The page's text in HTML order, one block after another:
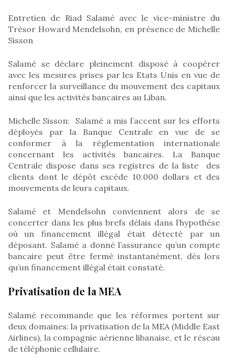
Entretien de Riad Salamé avec le vice-ministre du
Trésor Howard Mendelsohn, en présence de Michelle
Sisson
Salamé se déclare pleinement disposé à coopérer
avec les mesures prises par les Etats Unis en vue de
renforcer la surveillance du mouvement des capitaux
ainsi que les activités bancaires au Liban.
Michelle Sisson: Salamé a mis l’accent sur les efforts
déployés par la Banque Centrale en vue de se
conformer à la réglementation internationale
concernant les activités bancaires. La Banque
Centrale dispose dans ses registres de la liste des
clients dont le dépôt excède 10.000 dollars et des
mouvements de leurs capitaux.
Salamé et Mendelsohn conviennent alors de se
concerter dans les plus brefs délais dans l’hypothèse
où un financement illégal était détecté par un
déposant. Salamé a donné l’assurance qu’un compte
bancaire peut être fermé instantanément, dès lors
qu’un financement illégal était constaté.
Privatisation de la MEA
Salamé recommande que les réformes portent sur
deux domaines: la privatisation de la MEA (Middle East
Airlines), la compagnie aérienne libanaise, et le réseau
de téléphonie cellulaire.